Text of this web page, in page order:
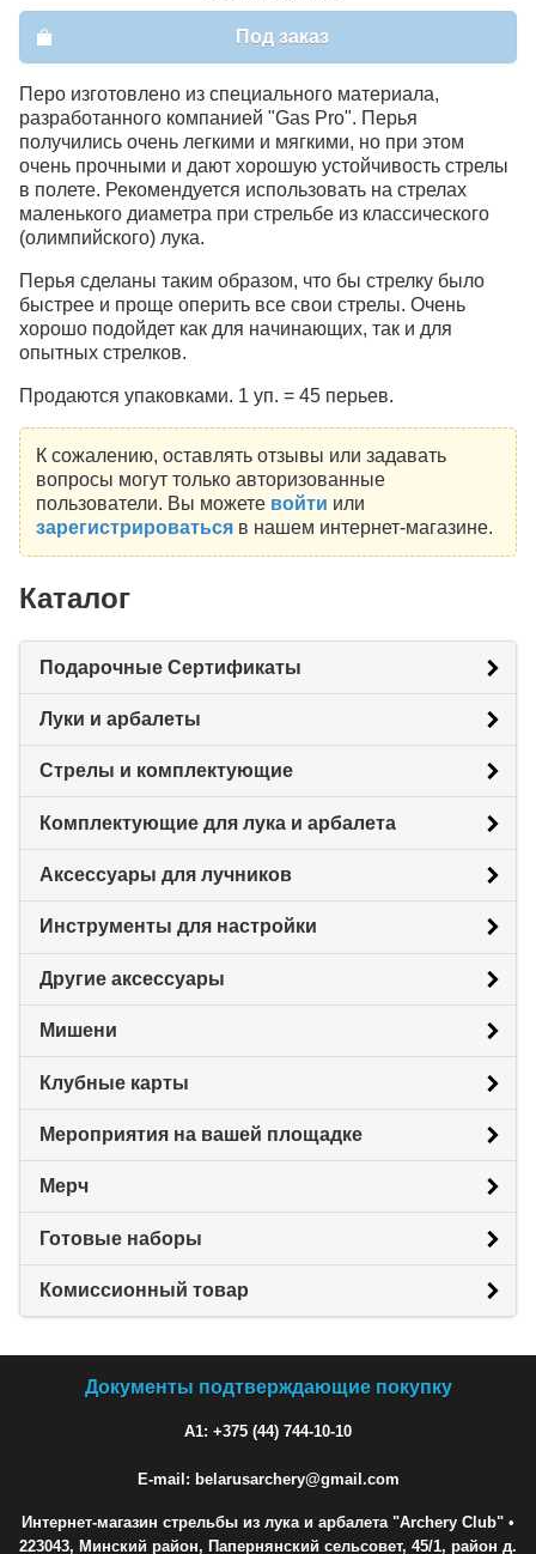
Под заказ
Перо изготовлено из специального материала,
разработанного компанией "Gas Pro". Перья
получились очень легкими и мягкими, но при этом
очень прочными и дают хорошую устойчивость стрелы
в полете. Рекомендуется использовать на стрелах
маленького диаметра при стрельбе из классического
(олимпийского) лука.
Перья сделаны таким образом, что бы стрелку было
быстрее и проще оперить все свои стрелы. Очень
хорошо подойдет как для начинающих, так и для
опытных стрелков.
Продаются упаковками. 1 уп. = 45 перьев.
К сожалению, оставлять отзывы или задавать
вопросы могут только авторизованные
пользователи. Вы можете войти или
зарегистрироватьсяв нашем интернет-магазине.
Каталог
Подарочные Сертификаты
Луки и арбалеты
Стрелы и комплектующие
Комплектующие для лука и арбалета
Аксессуары для лучников
Инструменты для настройки
Другие аксессуары
Мишени
Клубные карты
Мероприятия на вашей площадке
Мерч
Готовые наборы
Комиссионный товар
Документы подтверждающие покупку
A1: +375 (44) 744-10-10
E-mail: belarusarchery@gmail.com
Интернет-магазин стрельбы из лука и арбалета "Archery Club" •
223043, Минский район, Папернянский сельсовет, 45/1, район д.